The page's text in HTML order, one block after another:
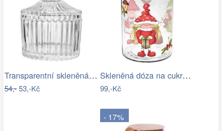
Transparentní skleněná dóza s vroubky a…
54,-53,-Kč
Skleněná dóza na cukroví TORO 1100ml…
99,-Kč
- 17%